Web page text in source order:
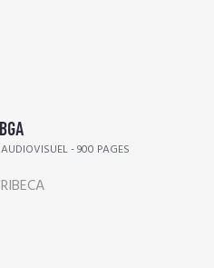
BGA
- 900 PAGES